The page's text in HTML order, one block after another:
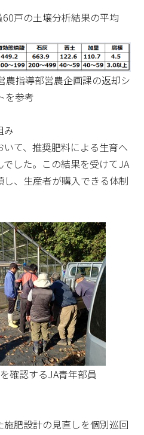
戸の土壌分析結果の平均
指導部営農企画課の返却シ
を参考
み
て、推奨肥料による生育へ
した。この結果を受けてJA
、生産者が購入できる体制
確認するJA青年部員
肥設計の見直しを個別巡回